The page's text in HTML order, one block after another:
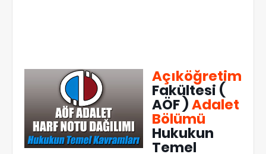
Açıköğretim
Fakültesi (
AÖF )Adalet
Bölümü
Hukukun
Temel